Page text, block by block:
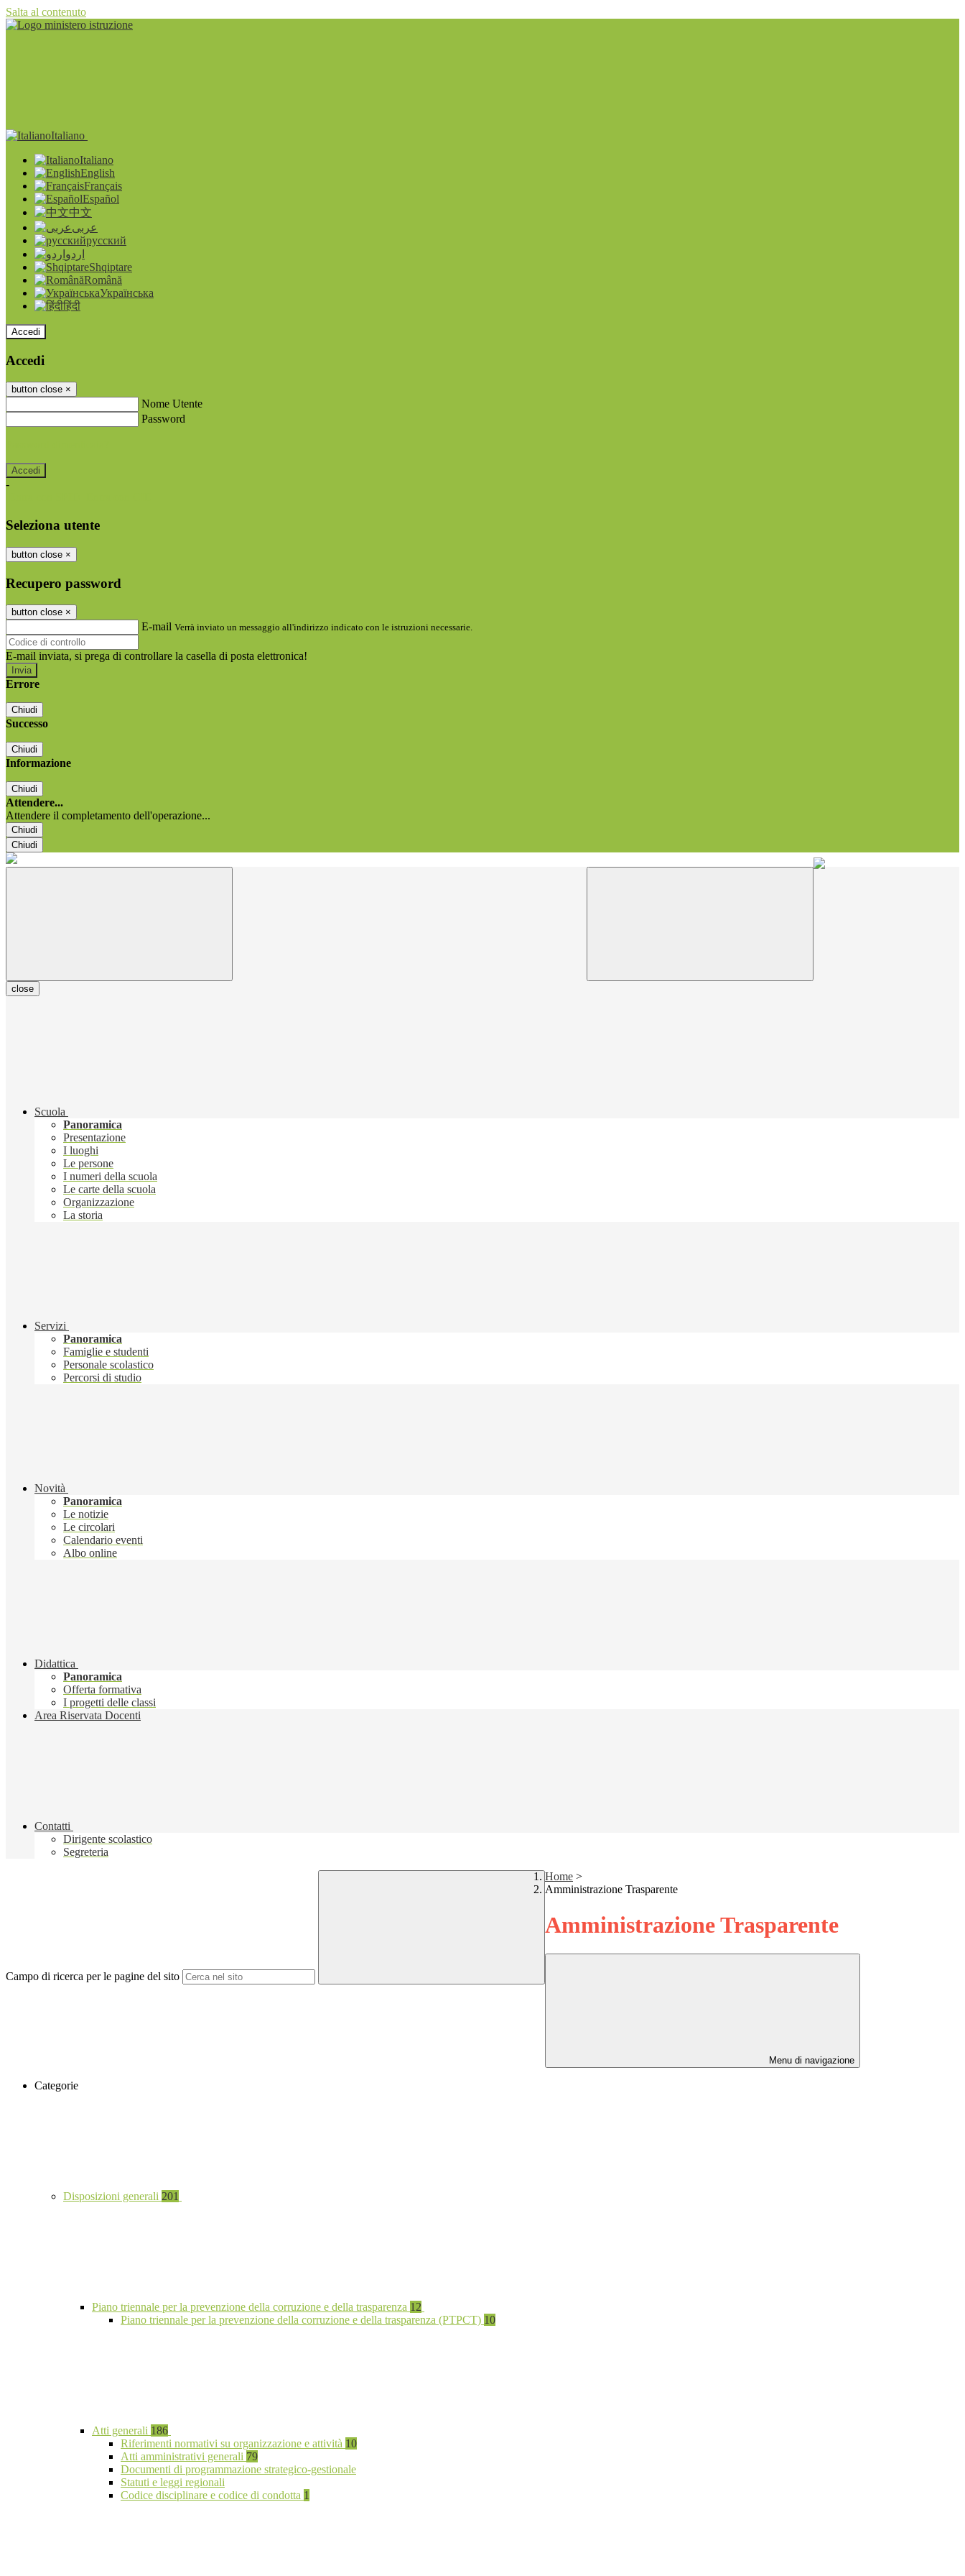
Salta al contenuto
Italiano
Italiano
English
Français
Español
中文
عربى
русский
اردو
Shqiptare
Română
Українська
हिंदी
Accedi
Accedi
button close ×
Nome Utente
Password
-
Seleziona utente
button close ×
Recupero password
button close ×
E-mail Verrà inviato un messaggio all'indirizzo indicato con le istruzioni necessarie.
E-mail inviata, si prega di controllare la casella di posta elettronica!
Errore
Chiudi
Successo
Chiudi
Informazione
Chiudi
Attendere...
Attendere il completamento dell'operazione...
Chiudi
Chiudi
close
Scuola
Panoramica
Presentazione
I luoghi
Le persone
I numeri della scuola
Le carte della scuola
Organizzazione
La storia
Servizi
Panoramica
Famiglie e studenti
Personale scolastico
Percorsi di studio
Novità
Panoramica
Le notizie
Le circolari
Calendario eventi
Albo online
Didattica
Panoramica
Offerta formativa
I progetti delle classi
Area Riservata Docenti
Contatti
Dirigente scolastico
Segreteria
Campo di ricerca per le pagine del sito
Home >
Amministrazione Trasparente
Amministrazione Trasparente
Menu di navigazione
Categorie
Disposizioni generali 201
Piano triennale per la prevenzione della corruzione e della trasparenza 12
Piano triennale per la prevenzione della corruzione e della trasparenza (PTPCT) 10
Atti generali 186
Riferimenti normativi su organizzazione e attività 10
Atti amministrativi generali 79
Documenti di programmazione strategico-gestionale
Statuti e leggi regionali
Codice disciplinare e codice di condotta 1